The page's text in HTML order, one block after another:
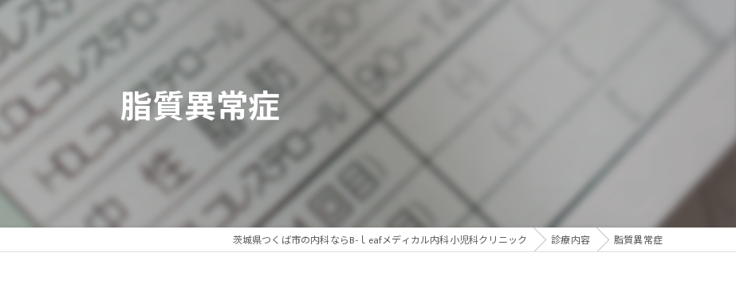
美肌治療 IPL
メディカルダイエット
点滴療法
高濃度ビタミンC点滴療法
疲れの謎解きプログラム
慢性疲労プログラム
医療アートメイク
GI MAP検査
尿有機酸検査
唾液コルチゾール検査
院内紹介
肥満
脂質異常症
茨城県つくば市の内科ならB-ｌeafメディカル内科小児科クリニック 診療内容 脂質異常症